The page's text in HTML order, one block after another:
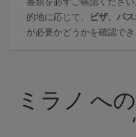
的地に応じて、
ビザ、パ
が必要かどうかを確認でき
ミラノ へ